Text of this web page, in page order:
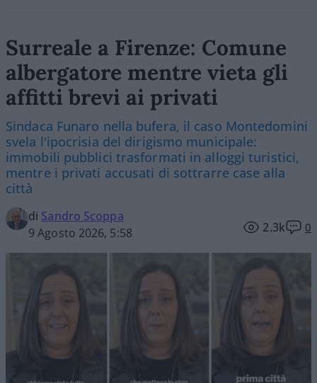
Surreale a Firenze: Comune
albergatore mentre vieta gli
affitti brevi ai privati
Sindaca Funaro nella bufera, il caso Montedomini
svela l'ipocrisia del dirigismo municipale:
immobili pubblici trasformati in alloggi turistici,
mentre i privati accusati di sottrarre case alla
città
di Sandro Scoppa
9 Agosto 2026, 5:58
2.3k 0